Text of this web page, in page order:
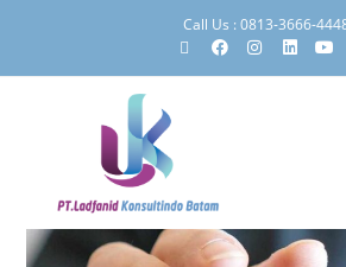
Call Us : 0813-3666-